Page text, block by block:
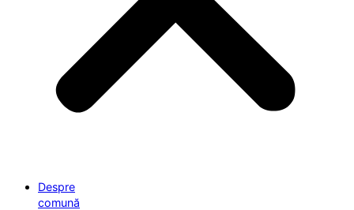
Despre
comună